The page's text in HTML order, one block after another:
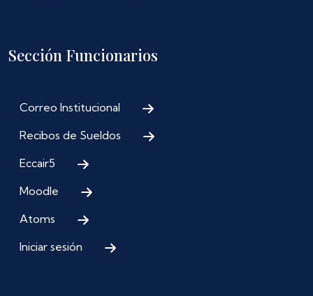
Sección Funcionarios
Correo Institucional
Recibos de Sueldos
Eccair5
Moodle
Atoms
Iniciar sesión